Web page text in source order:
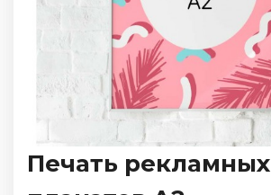
Печать рекламных